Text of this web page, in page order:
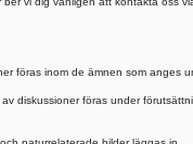
föras inom de ämnen som anges
diskussioner föras under